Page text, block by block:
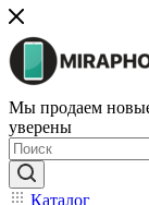
Мы продаем
уверены
Каталог